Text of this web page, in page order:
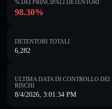
% DEI PRINCIPALI DETENTORI
98.30%
DETENTORI TOTALI
6,282
ULTIMA DATA DI CONTROLLO DEI
RISCHI
8/4/2026, 3:01:34 PM